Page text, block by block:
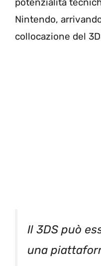
Nintendo,
collocazione del
Il 3DS può
una